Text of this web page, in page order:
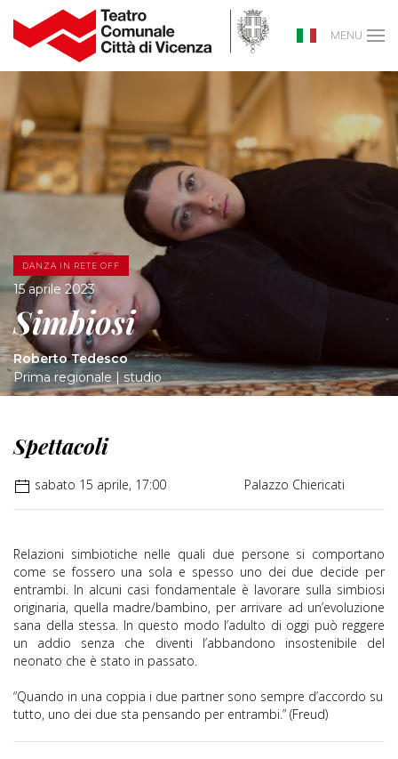
MENU
DANZA IN RETE OFF
15 aprile 2023
Simbiosi
Roberto Tedesco
Prima regionale | studio
Spettacoli
sabato 15 aprile, 17:00 Palazzo Chiericati
Relazioni simbiotiche nelle quali due persone si comportano
come se fossero una sola e spesso uno dei due decide per
entrambi. In alcuni casi fondamentale è lavorare sulla simbiosi
originaria, quella madre/bambino, per arrivare ad un’evoluzione
sana della stessa. In questo modo l’adulto di oggi può reggere
un addio senza che diventi l’abbandono insostenibile del
neonato che è stato in passato.
“Quando in una coppia i due partner sono sempre d’accordo su
tutto, uno dei due sta pensando per entrambi.” (Freud)